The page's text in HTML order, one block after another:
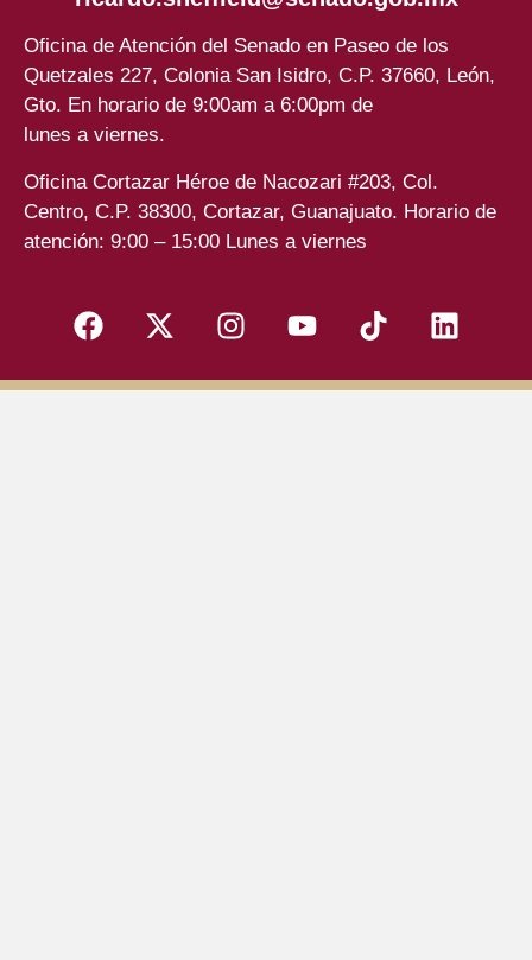
Oficina de Atención del Senado en Paseo de los
Quetzales 227, Colonia San Isidro, C.P. 37660, León,
Gto. En horario de 9:00am a 6:00pm de
lunes a viernes.
Oficina Cortazar Héroe de Nacozari #203, Col.
Centro, C.P. 38300, Cortazar, Guanajuato. Horario de
atención: 9:00 – 15:00 Lunes a viernes